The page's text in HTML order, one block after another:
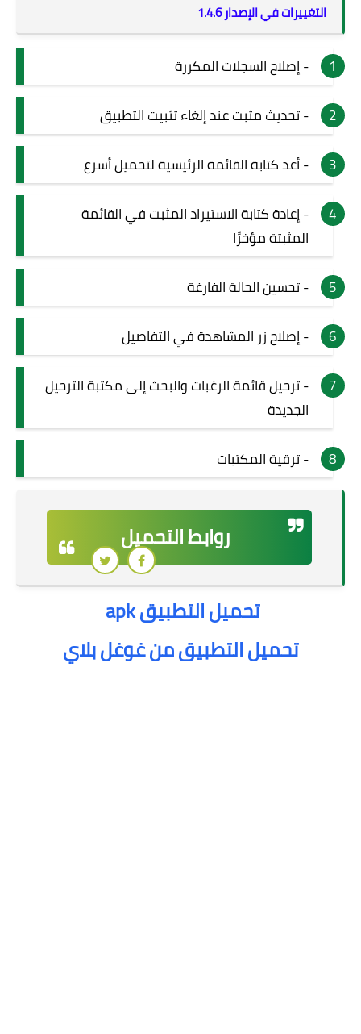
التغييرات في الإصدار 1.4.6
- إصلاح السجلات المكررة
- تحديث مثبت عند إلغاء تثبيت التطبيق
- أعد كتابة القائمة الرئيسية لتحميل أسرع
- إعادة كتابة الاستيراد المثبت في القائمة
المثبتة مؤخرًا
- تحسين الحالة الفارغة
- إصلاح زر المشاهدة في التفاصيل
- ترحيل قائمة الرغبات والبحث إلى مكتبة الترحيل
الجديدة
- ترقية المكتبات
روابط التحميل
تحميل التطبيق apk
تحميل التطبيق من غوغل بلاي